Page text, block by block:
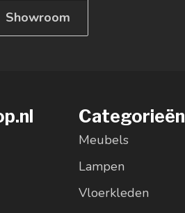
Showroom
Categorieën
Meubels
Lampen
Vloerkleden